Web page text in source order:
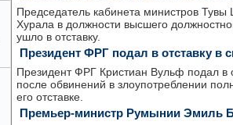
Председатель кабинета министров
Хурала в должности высшего
ушло в отставку.
Президент ФРГ подал в отставку в
Президент ФРГ Кристиан Вульф подал в
после обвинений в злоупотреблении
его отставке.
Премьер-министр Румынии Эмиль